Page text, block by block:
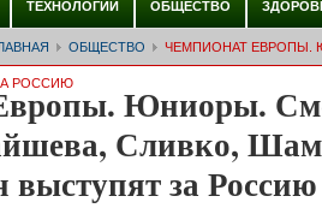
ТЕХНОЛОГИИ ОБЩЕСТВО
ОБЩЕСТВО ЧЕМПИОНАТ ЕВРОПЫ.
РОССИЮ
Юниоры.
Сливко,
за Россию